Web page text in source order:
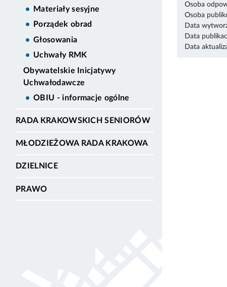
Materiały sesyjne
Porządek obrad
Głosowania
Uchwały RMK
Obywatelskie Inicjatywy
Uchwałodawcze
OBIU - informacje ogólne
RADA KRAKOWSKICH SENIORÓW
MŁODZIEŻOWA RADA KRAKOWA
DZIELNICE
PRAWO
Osoba
Osoba
Data
Data
Data